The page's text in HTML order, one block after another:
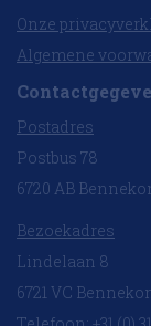
Onze
Algemene
Postadres
Postbus 78
6720 AB
Bezoekadres
Lindelaan 8
6721 VC